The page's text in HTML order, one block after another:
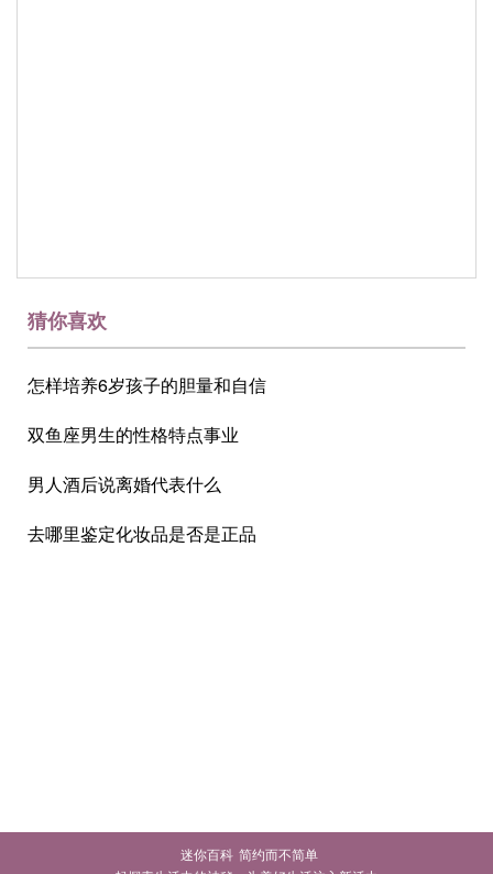
猜你喜欢
怎样培养6岁孩子的胆量和自信
双鱼座男生的性格特点事业
男人酒后说离婚代表什么
去哪里鉴定化妆品是否是正品
迷你百科 简约而不简单